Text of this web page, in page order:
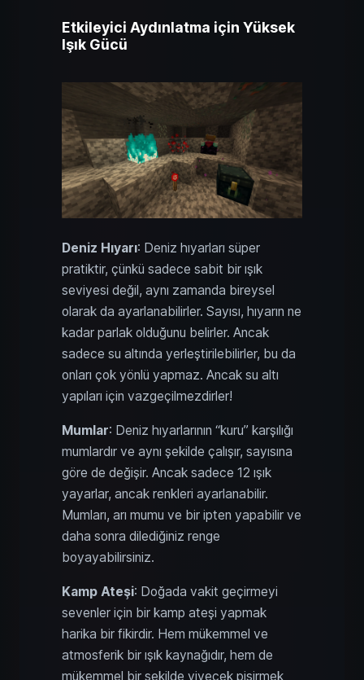
Etkileyici Aydınlatma için Yüksek
Işık Gücü
Deniz Hıyarı: Deniz hıyarları süper
pratiktir, çünkü sadece sabit bir ışık
seviyesi değil, aynı zamanda bireysel
olarak da ayarlanabilirler. Sayısı, hıyarın ne
kadar parlak olduğunu belirler. Ancak
sadece su altında yerleştirilebilirler, bu da
onları çok yönlü yapmaz. Ancak su altı
yapıları için vazgeçilmezdirler!
Mumlar: Deniz hıyarlarının “kuru” karşılığı
mumlardır ve aynı şekilde çalışır, sayısına
göre de değişir. Ancak sadece 12 ışık
yayarlar, ancak renkleri ayarlanabilir.
Mumları, arı mumu ve bir ipten yapabilir ve
daha sonra dilediğiniz renge
boyayabilirsiniz.
Kamp Ateşi: Doğada vakit geçirmeyi
sevenler için bir kamp ateşi yapmak
harika bir fikirdir. Hem mükemmel ve
atmosferik bir ışık kaynağıdır, hem de
mükemmel bir şekilde yiyecek pişirmek